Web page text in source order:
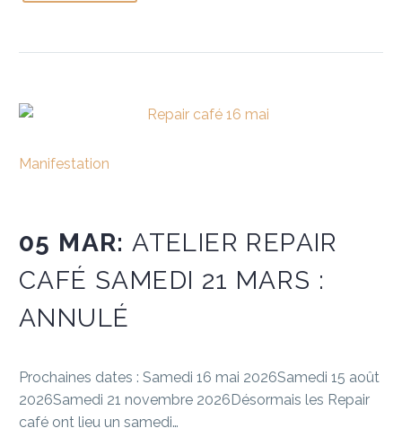
Manifestation
05 MAR:ATELIER REPAIR
CAFÉ SAMEDI 21 MARS :
ANNULÉ
Prochaines dates : Samedi 16 mai 2026Samedi 15 août
2026Samedi 21 novembre 2026Désormais les Repair
café ont lieu un samedi…